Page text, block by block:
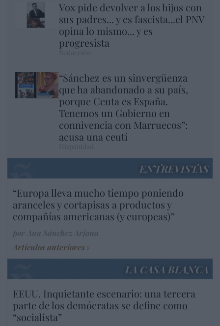
Vox pide devolver a los hijos con
sus padres... y es fascista...el PNV
opina lo mismo... y es
progresista
“Sánchez es un sinvergüenza
que ha abandonado a su país,
porque Ceuta es España.
Tenemos un Gobierno en
connivencia con Marruecos”:
acusa una ceutí
ENTREVISTAS
“Europa lleva mucho tiempo poniendo
aranceles y cortapisas a productos y
compañías americanas (y europeas)”
Artículos anteriores
LA CASA BLANCA
EEUU. Inquietante escenario: una tercera
parte de los demócratas se define como
“socialista”